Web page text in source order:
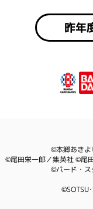
昨年
©本郷あきよ
©尾田栄一郎／集英社 ©尾
©バード・ス
©SOTSU